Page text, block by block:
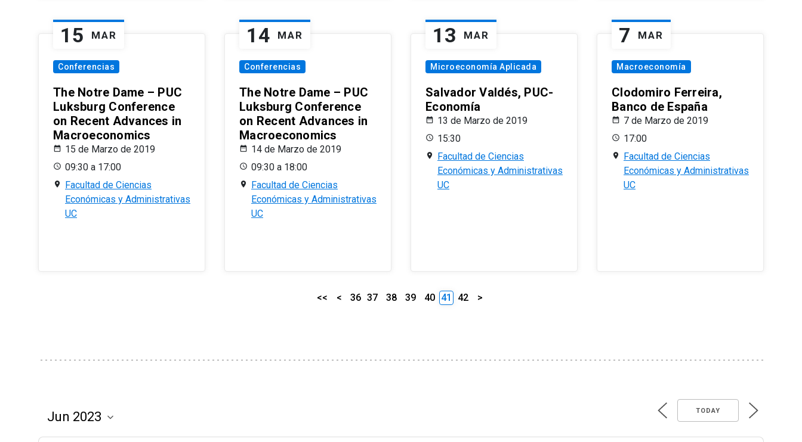
15 MAR
Conferencias
The Notre Dame – PUC
Luksburg Conference
on Recent Advances in
Macroeconomics
15 de Marzo de 2019
09:30 a 17:00
Facultad de Ciencias
Económicas y Administrativas
UC
14 MAR
Conferencias
The Notre Dame – PUC
Luksburg Conference
on Recent Advances in
Macroeconomics
14 de Marzo de 2019
09:30 a 18:00
Facultad de Ciencias
Económicas y Administrativas
UC
13 MAR
Microeconomía Aplicada
Salvador Valdés, PUC-
Economía
13 de Marzo de 2019
15:30
Facultad de Ciencias
Económicas y Administrativas
UC
7 MAR
Macroeconomía
Clodomiro Ferreira,
Banco de España
7 de Marzo de 2019
17:00
Facultad de Ciencias
Económicas y Administrativas
UC
<< < 36 37 38 39 40 41 42 >
TODAY